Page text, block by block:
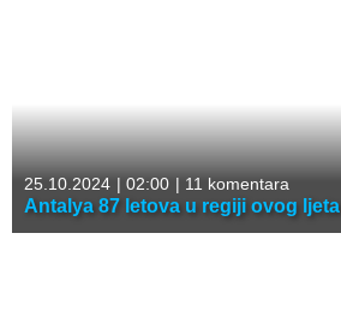
25.10.2024 | 02:00 | 11 komentara
Antalya 87 letova u regiji ovog ljeta